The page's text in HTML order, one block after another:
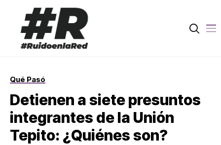
Qué Pasó
Detienen a siete presuntos
integrantes de la Unión
Tepito: ¿Quiénes son?